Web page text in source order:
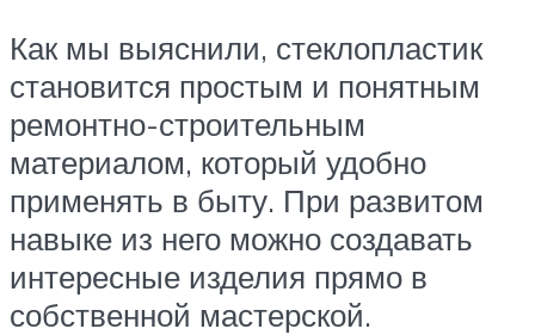
Как мы выяснили, стеклопластик
становится простым и понятным
ремонтно-строительным
материалом, который удобно
применять в быту. При развитом
навыке из него можно создавать
интересные изделия прямо в
собственной мастерской.